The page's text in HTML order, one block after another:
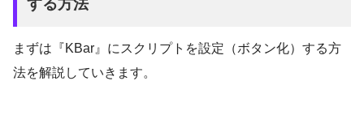
する方法
まずは『KBar』にスクリプトを設定（ボタン化）する方
法を解説していきます。